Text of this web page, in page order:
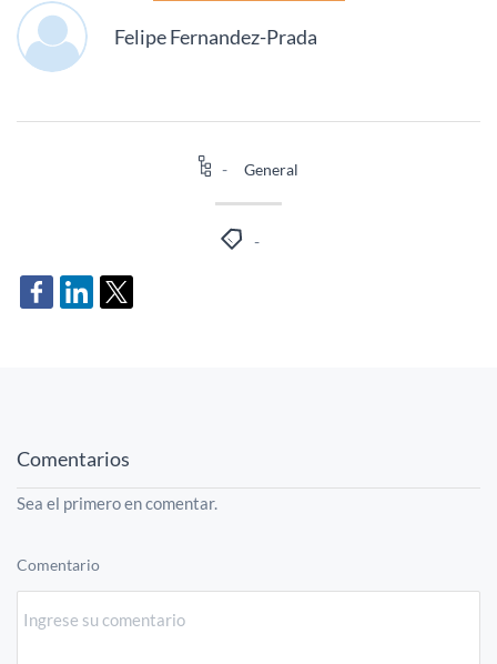
Felipe Fernandez-Prada
General
Comentarios
Sea el primero en comentar.
Comentario